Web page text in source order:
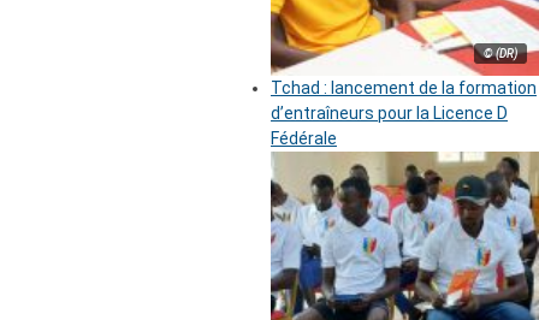
© (DR)
Tchad : lancement de la formation
d’entraîneurs pour la Licence D
Fédérale